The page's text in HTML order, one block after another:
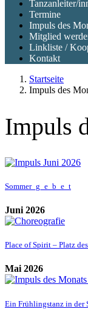
Tanzanleiter/
Termine
Impuls des
Mitglied
Linkliste /
Kontakt
Startseite
Impuls des
Impuls
Sommer_g_e_b_e_t
Juni 2026
Place of Spirit – Platz
Mai 2026
Ein Frühlingstanz in der